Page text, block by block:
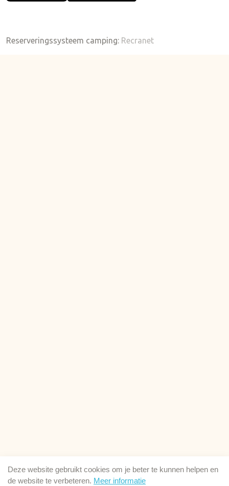
Deze website gebruikt cookies om je beter te kunnen helpen en
de website te verbeteren. Meer informatie
Reserveringssysteem camping: Recranet